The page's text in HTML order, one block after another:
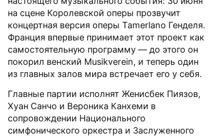
на сцене Королевской оперы прозвучит
концертная версия оперы Tamerlano Генделя.
Франция впервые принимает этот проект как
самостоятельную программу — до этого он
покорил венский Musikverein, и теперь один
из главных залов мира встречает его у себя.
Главные партии исполнят Женисбек Пиязов,
Хуан Санчо и Вероника Канхеми в
сопровождении Национального
симфонического оркестра и Заслуженного